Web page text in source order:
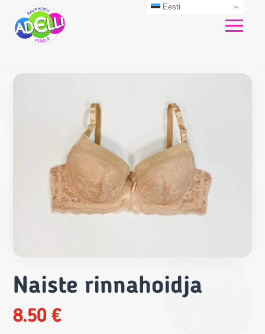
Naiste rinnahoidja
8.50€
Eesti